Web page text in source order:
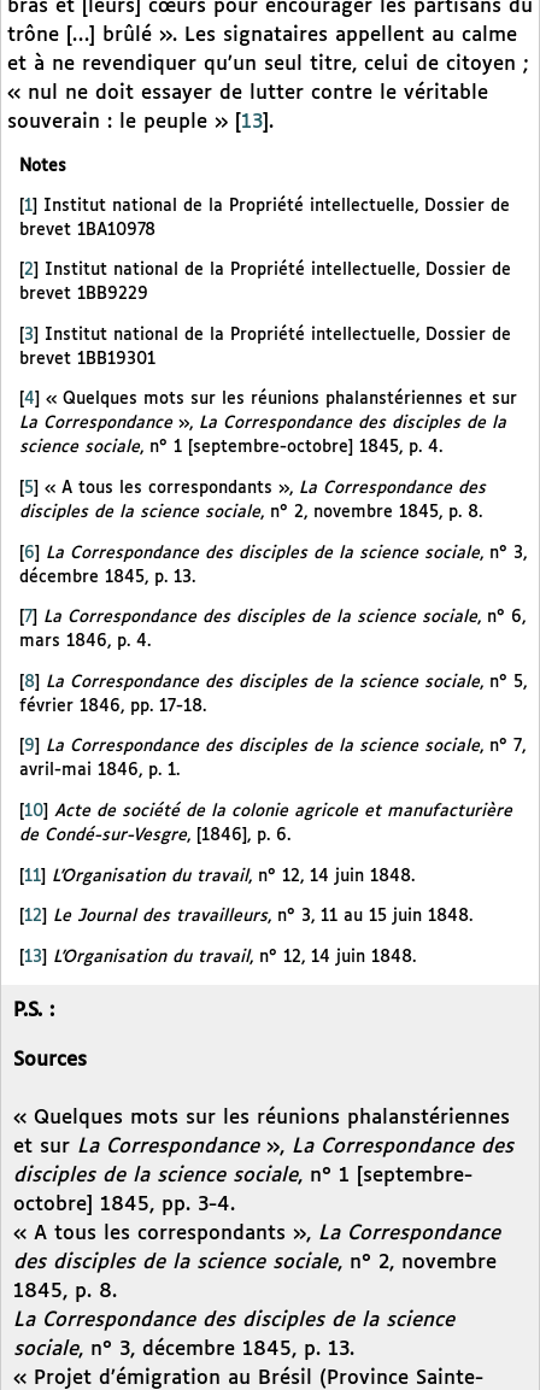
bras et [leurs] cœurs pour encourager les partisans du
trône […] brûlé ». Les signataires appellent au calme
et à ne revendiquer qu’un seul titre, celui de citoyen ;
« nul ne doit essayer de lutter contre le véritable
souverain : le peuple »
13 .
Notes
[1] Institut national de la Propriété intellectuelle, Dossier de
brevet 1BA10978
2
Institut national de la Propriété intellectuelle, Dossier de
brevet 1BB9229
[3] Institut national de la Propriété intellectuelle, Dossier de
brevet 1BB19301
4
« Quelques mots sur les réunions phalanstériennes et sur
La Correspondance», La Correspondance des disciples de la
science sociale, n° 1 [septembre-octobre] 1845, p. 4.
5 « A tous les correspondants », La Correspondance des
disciples de la science sociale, n° 2, novembre 1845, p. 8.
[6] La Correspondance des disciples de la science sociale, n° 3,
décembre 1845, p. 13.
7 La Correspondance des disciples de la science sociale, n° 6,
mars 1846, p. 4.
[8] La Correspondance des disciples de la science sociale, n° 5,
février 1846, pp. 17-18.
9 La Correspondance des disciples de la science sociale, n° 7,
avril-mai 1846, p. 1.
10
Acte de société de la colonie agricole et manufacturière
de Condé-sur-Vesgre, [1846], p. 6.
[11] L’Organisation du travail, n° 12, 14 juin 1848.
12 Le Journal des travailleurs, n° 3, 11 au 15 juin 1848.
[13] L’Organisation du travail, n° 12, 14 juin 1848.
P.S. :
Sources
« Quelques mots sur les réunions phalanstériennes
et sur La Correspondance», La Correspondance des
disciples de la science sociale, n° 1 [septembre-
octobre] 1845, pp. 3-4.
« A tous les correspondants », La Correspondance
des disciples de la science sociale, n° 2, novembre
1845, p. 8.
La Correspondance des disciples de la science
sociale, n° 3, décembre 1845, p. 13.
« Projet d’émigration au Brésil (Province Sainte-